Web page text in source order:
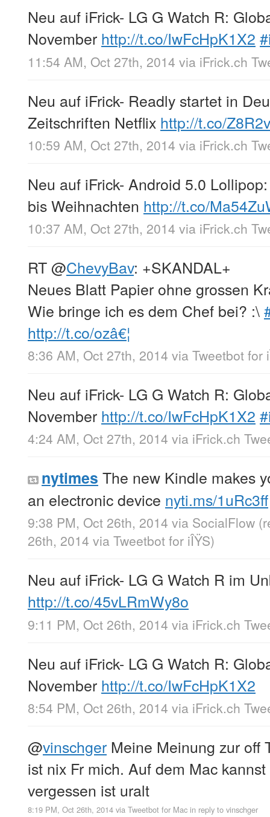
Neu auf iFrick- LG G Watch R:
November http://t.co/IwFcHpK1X2
11:54 AM, Oct 27th, 2014 via iFrick.ch
Neu auf iFrick- Readly startet in
Zeitschriften Netflix http://t.co/
10:59 AM, Oct 27th, 2014 via iFrick.ch
Neu auf iFrick- Android 5.0
bis Weihnachten http://t.co/
10:37 AM, Oct 27th, 2014 via iFrick.ch
RT@ChevyBav: +SKANDAL+
Neues Blatt Papier ohne grossen
Wie bringe ich es dem Chef bei? :\
http://t.co/ozâ€¦
8:36 AM, Oct 27th, 2014 via Tweetbot for
Neu auf iFrick- LG G Watch R:
November http://t.co/IwFcHpK1X2
4:24 AM, Oct 27th, 2014 via iFrick.ch
nytimes The new Kindle makes
an electronic device nyti.ms/1uRc3ff
9:38 PM, Oct 26th, 2014 via SocialFlow
26th, 2014 via Tweetbot for iÎŸS)
Neu auf iFrick- LG G Watch R im
http://t.co/45vLRmWy8o
9:11 PM, Oct 26th, 2014 via iFrick.ch
Neu auf iFrick- LG G Watch R:
November http://t.co/IwFcHpK1X2
8:54 PM, Oct 26th, 2014 via iFrick.ch
@vinschger Meine Meinung zur off
ist nix Fr mich. Auf dem Mac
vergessen ist uralt
8:19 PM, Oct 26th, 2014 via Tweetbot for Mac in reply to vinschger